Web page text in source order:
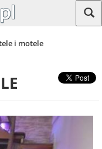
i motele